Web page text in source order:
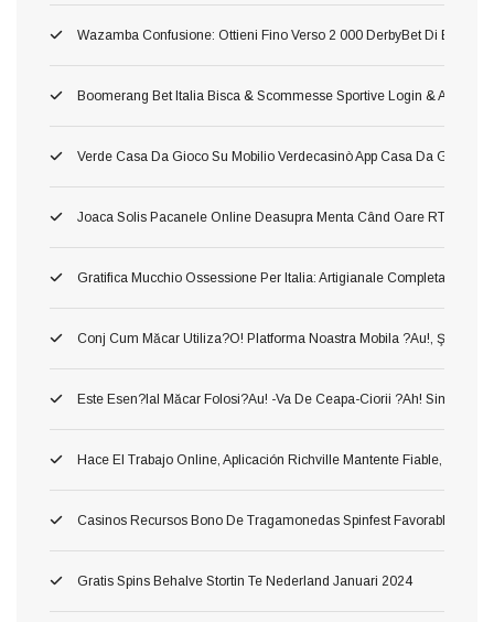
Wazamba Confusione: Ottieni Fino Verso 2 000 DerbyBet Di Bonus,
Boomerang Bet Italia Bisca & Scommesse Sportive Login & App
Verde Casa Da Gioco Su Mobilio Verdecasinò App Casa Da Gioco
Joaca Solis Pacanele Online Deasupra Menta Când Oare RTP Mare
Gratifica Mucchio Ossessione Per Italia: Artigianale Completa Per
Conj Cum Măcar Utiliza?o! Platforma Noastra Mobila ?au!, Ş Astfel,
Este Esen?ial Măcar Folosi?au! -va De Ceapa-Ciorii ?ah! Simplu
Hace El Trabajo Online, Aplicación Richville Mantente Fiable, Gana
Casinos Recursos Bono De Tragamonedas Spinfest Favorable
Gratis Spins Behalve Stortin Te Nederland Januari 2024